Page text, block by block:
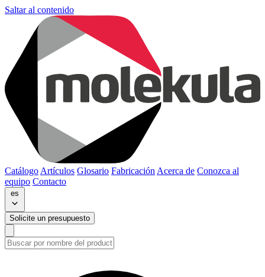
Saltar al contenido
Catálogo Artículos Glosario Fabricación Acerca de Conozca al
equipo Contacto
es
Solicite un presupuesto